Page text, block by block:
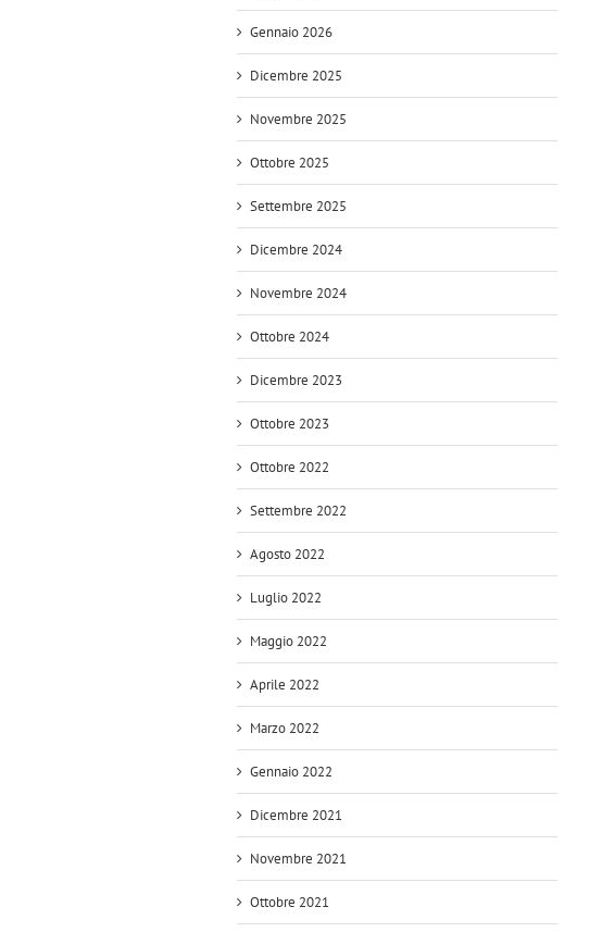
Gennaio 2026
Dicembre 2025
Novembre 2025
Ottobre 2025
Settembre 2025
Dicembre 2024
Novembre 2024
Ottobre 2024
Dicembre 2023
Ottobre 2023
Ottobre 2022
Settembre 2022
Agosto 2022
Luglio 2022
Maggio 2022
Aprile 2022
Marzo 2022
Gennaio 2022
Dicembre 2021
Novembre 2021
Ottobre 2021